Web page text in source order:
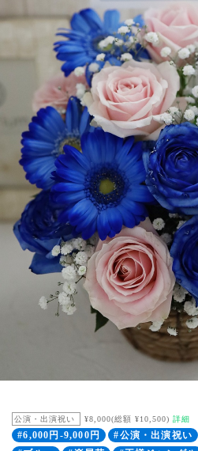
公演・出演祝い ¥8,000(総額 ¥10,500) 詳細
#6,000円-9,000円 #公演・出演祝い